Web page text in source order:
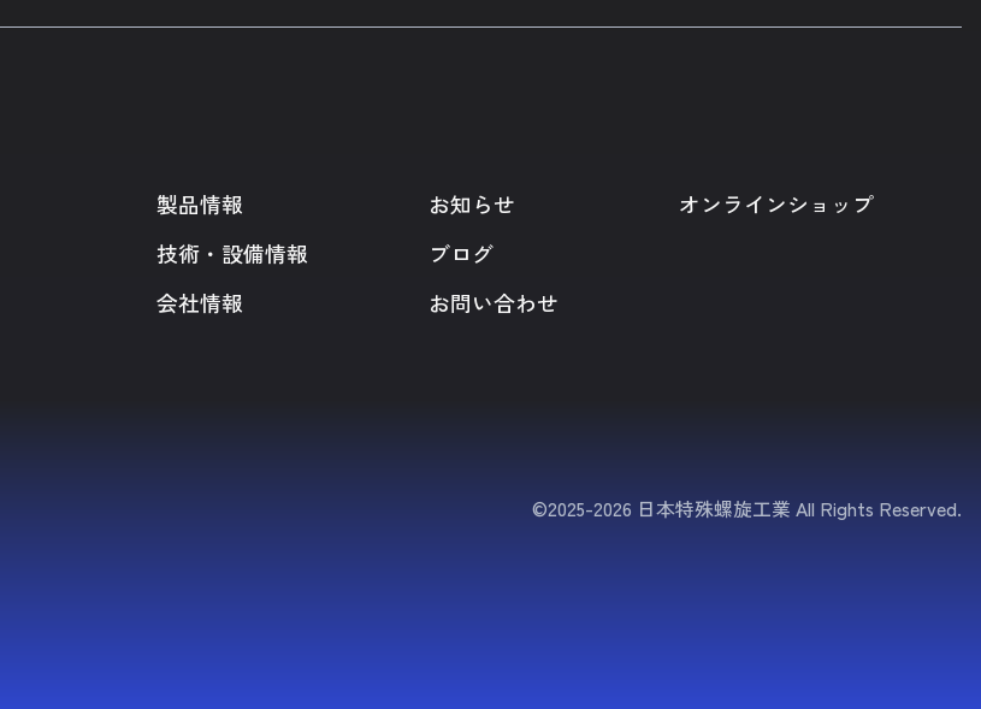
製品情報
技術・設備情報
会社情報
お知らせ
ブログ
お問い合わせ
オンラインショップ
©2025-2026 日本特殊螺旋工業 All Rights Reserved.